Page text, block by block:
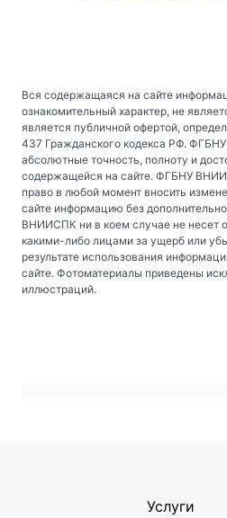
Вся содержащаяся на сайте
ознакомительный характер, не
является публичной офертой,
437 Гражданского кодекса РФ.
абсолютные точность, полноту и
содержащейся на сайте. ФГБНУ
право в любой момент вносить
сайте информацию без
ВНИИСПК ни в коем случае не несет
какими-либо лицами за ущерб или
результате использования
сайте. Фотоматериалы приведены
иллюстраций.
Услуги